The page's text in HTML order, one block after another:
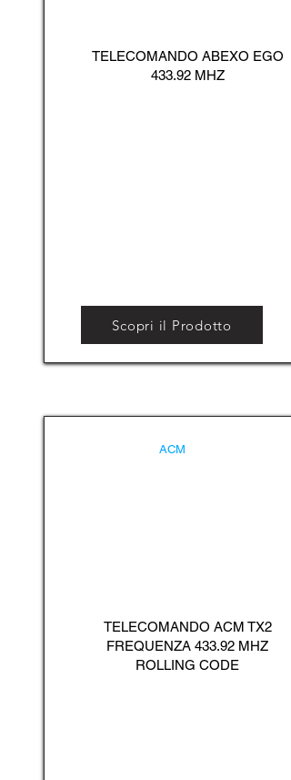
TELECOMANDO ABEXO EGO
433.92 MHZ
Scopri il Prodotto
ACM
TELECOMANDO ACM TX2
FREQUENZA 433.92 MHZ
ROLLING CODE